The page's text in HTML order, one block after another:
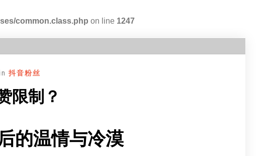
common.class.php on line 1247
in抖音粉丝
限制？
的温情与冷漠